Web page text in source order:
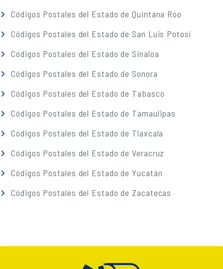
Códigos Postales del Estado de Quintana Roo
Códigos Postales del Estado de San Luis Potosí
Códigos Postales del Estado de Sinaloa
Códigos Postales del Estado de Sonora
Códigos Postales del Estado de Tabasco
Códigos Postales del Estado de Tamaulipas
Códigos Postales del Estado de Tlaxcala
Códigos Postales del Estado de Veracruz
Códigos Postales del Estado de Yucatán
Códigos Postales del Estado de Zacatecas